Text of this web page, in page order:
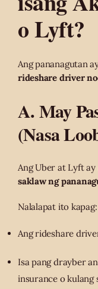
o Lyft?
Ang pananagutan
rideshare driver
A. May
(Nasa
Ang Uber at Lyft
saklaw ng
Nalalapat ito kapag:
Ang rideshare
Isa pang drayber
insurance o kulang